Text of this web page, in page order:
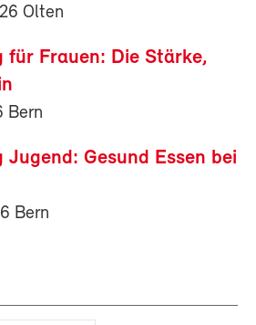
Olten
für Frauen: Die Stärke,
Bern
Gesund Essen bei
Bern